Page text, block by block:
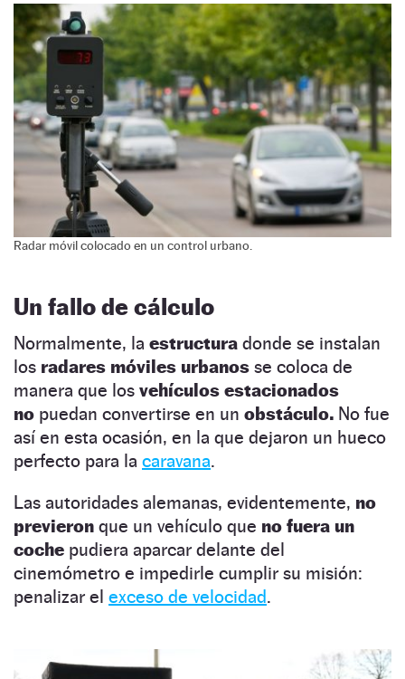
Radar móvil colocado en un control urbano.
Un fallo de cálculo
Normalmente, la estructura donde se instalan
los radares móviles urbanos se coloca de
manera que los vehículos estacionados
no puedan convertirse en un obstáculo. No fue
así en esta ocasión, en la que dejaron un hueco
perfecto para la caravana.
Las autoridades alemanas, evidentemente, no
previeron que un vehículo que no fuera un
coche pudiera aparcar delante del
cinemómetro e impedirle cumplir su misión:
penalizar el exceso de velocidad.